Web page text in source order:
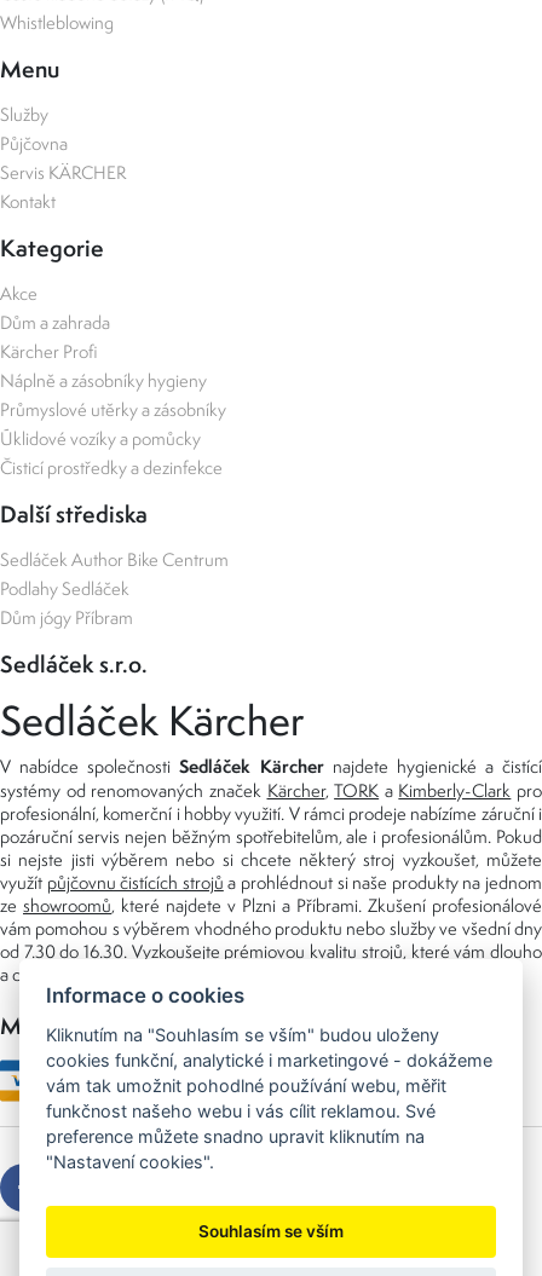
Whistleblowing
Menu
Služby
Půjčovna
Servis KÄRCHER
Kontakt
Kategorie
Akce
Dům a zahrada
Kärcher Profi
Náplně a zásobníky hygieny
Průmyslové utěrky a zásobníky
Úklidové vozíky a pomůcky
Čisticí prostředky a dezinfekce
Další střediska
Sedláček Author Bike Centrum
Podlahy Sedláček
Dům jógy Příbram
Sedláček s.r.o.
Sedláček Kärcher
V nabídce společnostiSedláček Kärchernajdete hygienické a čistící
systémy od renomovaných značek Kärcher,TORK a Kimberly-Clark pro
profesionální, komerční i hobby využití. V rámci prodeje nabízíme záruční i
pozáruční servis nejen běžným spotřebitelům, ale i profesionálům. Pokud
si nejste jisti výběrem nebo si chcete některý stroj vyzkoušet, můžete
využít půjčovnu čistících strojů a prohlédnout si naše produkty na jednom
ze showroomů, které najdete v Plzni a Příbrami. Zkušení profesionálové
vám pomohou s výběrem vhodného produktu nebo služby ve všední dny
od 7.30 do 16.30. Vyzkoušejte prémiovou kvalitu strojů, které vám dlouho
a dobře poslouží nejen doma, ale i v zaměstnání.
Možnosti platby
Copyright © 2026 Sedláček s.r.o.
Created byOLC Webdesign
Informace o cookies
Kliknutím na "Souhlasím se vším" budou uloženy
cookies funkční, analytické i marketingové - dokážeme
vám tak umožnit pohodlné používání webu, měřit
funkčnost našeho webu i vás cílit reklamou. Své
preference můžete snadno upravit kliknutím na
"Nastavení cookies".
Souhlasím se vším